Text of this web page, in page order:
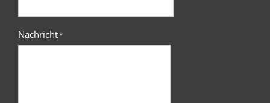
Nachricht*